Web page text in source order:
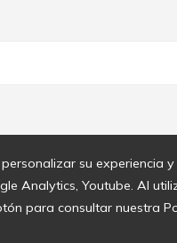
su experiencia
Analytics, Youtube. Al
para consultar nuestra